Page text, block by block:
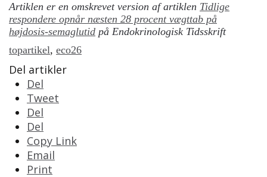
Artiklen er en omskrevet version af artiklen Tidlige
respondere opnår næsten 28 procent vægttab på
højdosis-semaglutid på Endokrinologisk Tidsskrift
topartikel, eco26
Del artikler
Del
Tweet
Del
Del
Copy Link
Email
Print